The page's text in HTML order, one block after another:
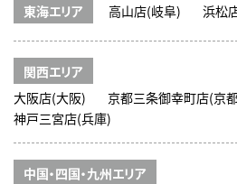
東海エリア 高山店(岐阜) 浜松
関西エリア
大阪店(大阪)
京都三条御幸町店(京
神戸三宮店(兵庫)
中国・四国・九州エリア